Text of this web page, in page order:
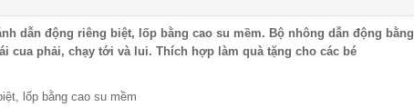
dẫn động riêng biệt, lốp bằng cao su mềm. ​Bộ nhông dẫn động bằng
cua phải, chạy tới và lui. Thích hợp làm quà tặng cho các bé
lốp bằng cao su mềm